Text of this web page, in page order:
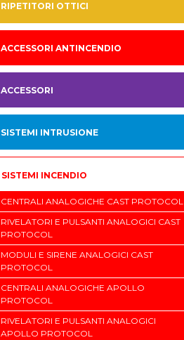
RIPETITORI OTTICI
ACCESSORI ANTINCENDIO
ACCESSORI
SISTEMI INTRUSIONE
SISTEMI INCENDIO
CENTRALI ANALOGICHE CAST PROTOCOL
RIVELATORI E PULSANTI ANALOGICI CAST
PROTOCOL
MODULI E SIRENE ANALOGICI CAST
PROTOCOL
CENTRALI ANALOGICHE APOLLO
PROTOCOL
RIVELATORI E PULSANTI ANALOGICI
APOLLO PROTOCOL